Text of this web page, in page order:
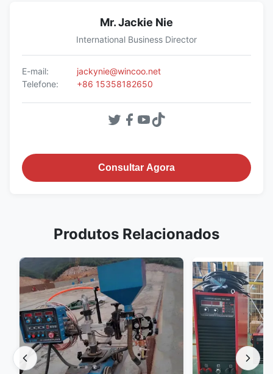
Mr. Jackie Nie
International Business Director
E-mail:
jackynie@wincoo.net
Telefone:
+86 15358182650
Consultar Agora
Produtos Relacionados